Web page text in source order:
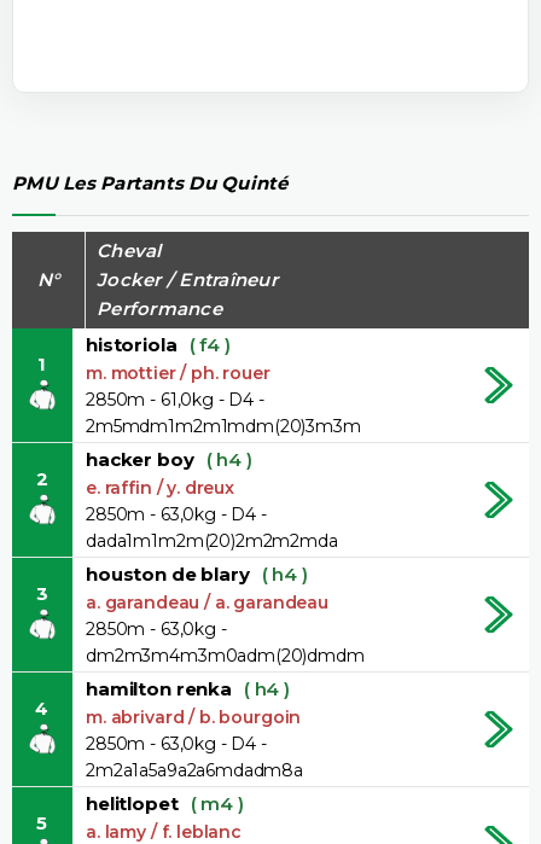
PMU Les Partants Du Quinté
N°
Cheval
Jocker / Entraîneur
Performance
1
historiola ( f4 )
m. mottier / ph. rouer
2850m - 61,0kg - D4 -
2m5mdm1m2m1mdm(20)3m3m
2
hacker boy ( h4 )
e. raffin / y. dreux
2850m - 63,0kg - D4 -
dada1m1m2m(20)2m2m2mda
3
houston de blary ( h4 )
a. garandeau / a. garandeau
2850m - 63,0kg -
dm2m3m4m3m0adm(20)dmdm
4
hamilton renka ( h4 )
m. abrivard / b. bourgoin
2850m - 63,0kg - D4 -
2m2a1a5a9a2a6mdadm8a
5
helitlopet ( m4 )
a. lamy / f. leblanc